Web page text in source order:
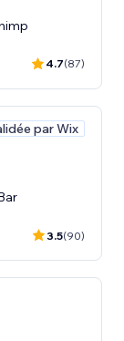
4.7(87)
par Wix
3.5(90)